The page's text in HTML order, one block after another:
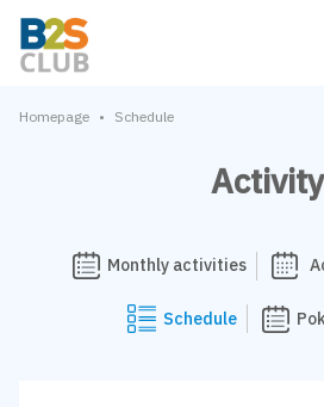
Homepage • Schedule
Activity
Monthly activities
Schedule